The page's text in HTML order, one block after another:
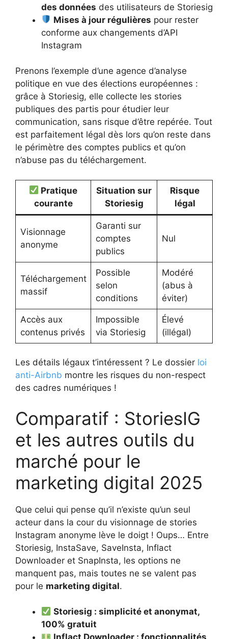
des données des utilisateurs de Storiesig
Mises à jour régulières pour rester
conforme aux changements d’API
Instagram
Prenons l’exemple d’une agence d’analyse
politique en vue des élections européennes :
grâce à Storiesig, elle collecte les stories
publiques des partis pour étudier leur
communication, sans risque d’être repérée. Tout
est parfaitement légal dès lors qu’on reste dans
le périmètre des comptes publics et qu’on
n’abuse pas du téléchargement.
Pratique
courante
Situation sur
Storiesig
Risque
légal
Visionnage
anonyme
Garanti sur
comptes
publics
Nul
Téléchargement
massif
Possible
selon
conditions
Modéré
(abus à
éviter)
Accès aux
contenus privés
Impossible
via Storiesig
Élevé
(illégal)
Les détails légaux t’intéressent ? Le dossier loi
anti-Airbnb montre les risques du non-respect
des cadres numériques !
Comparatif : StoriesIG
et les autres outils du
marché pour le
marketing digital 2025
Que celui qui pense qu’il n’existe qu’un seul
acteur dans la cour du visionnage de stories
Instagram anonyme lève le doigt ! Oups… Entre
Storiesig, InstaSave, SaveInsta, Inflact
Downloader et SnapInsta, les options ne
manquent pas, mais toutes ne se valent pas
pour le marketing digital.
Storiesig : simplicité et anonymat,
100% gratuit